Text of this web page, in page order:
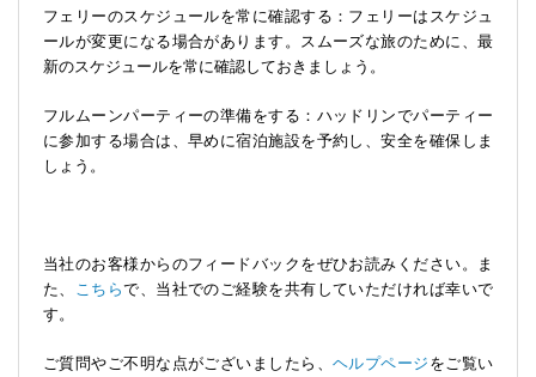
フェリーのスケジュールを常に確認する：フェリーはスケジュ
ールが変更になる場合があります。スムーズな旅のために、最
新のスケジュールを常に確認しておきましょう。
フルムーンパーティーの準備をする：ハッドリンでパーティー
に参加する場合は、早めに宿泊施設を予約し、安全を確保しま
しょう。
当社のお客様からのフィードバックをぜひお読みください。ま
た、
こちらで、当社でのご経験を共有していただければ幸いで
す。
ご質問やご不明な点がございましたら、 ヘルプページ をご覧い